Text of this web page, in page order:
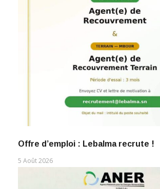
Offre d’emploi : Lebalma recrute !
5 Août 2026